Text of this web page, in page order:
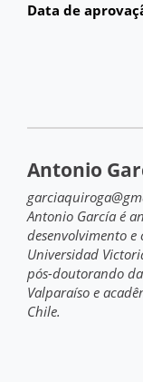
Data de
Antonio
Antonio García é
desenvolvimento
Universidad
pós-doutorando
Valparaíso e
Chile.